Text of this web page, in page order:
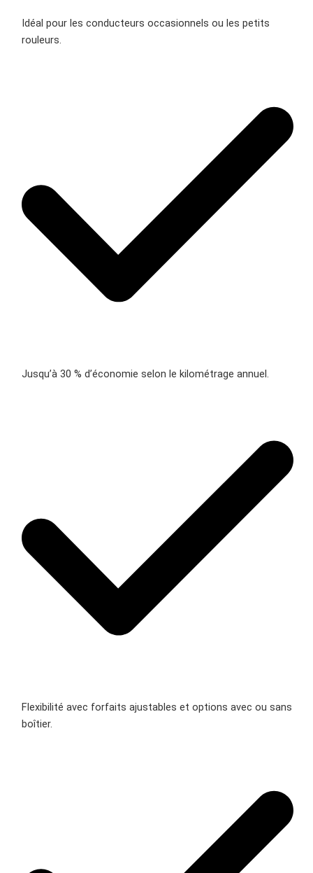
Idéal pour les conducteurs occasionnels ou les petits
rouleurs.
Jusqu’à 30 % d’économie selon le kilométrage annuel.
Flexibilité avec forfaits ajustables et options avec ou sans
boîtier.